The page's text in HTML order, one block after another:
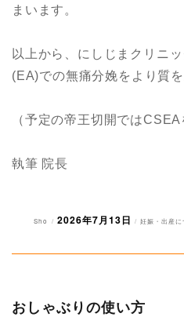
まいます。
以上から、にしじまクリニ
(EA)での無痛分娩をより質
（予定の帝王切開では
執筆 院長
投
Sho
投
2026年7月13日
カ
妊娠・出産に
おしゃぶりの使い方